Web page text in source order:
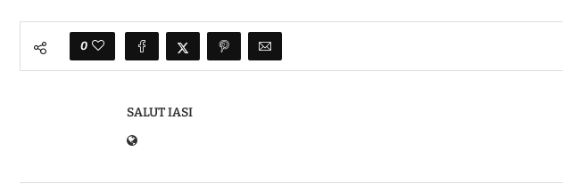
0
SALUT IASI